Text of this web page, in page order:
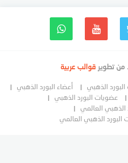
قوالب عربية
الذهبي
أعضاء البورد الذهبي
عضويات البورد الذهبي
الذهبي العالمي
الذهبي العالمي